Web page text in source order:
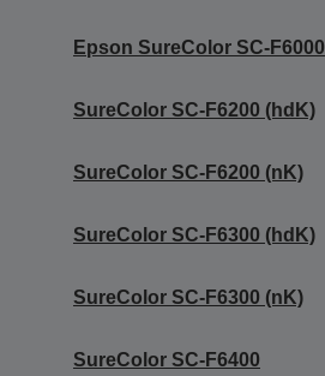
Epson SureColor SC-F6000
SureColor SC-F6200 (hdK)
SureColor SC-F6200 (nK)
SureColor SC-F6300 (hdK)
SureColor SC-F6300 (nK)
SureColor SC-F6400